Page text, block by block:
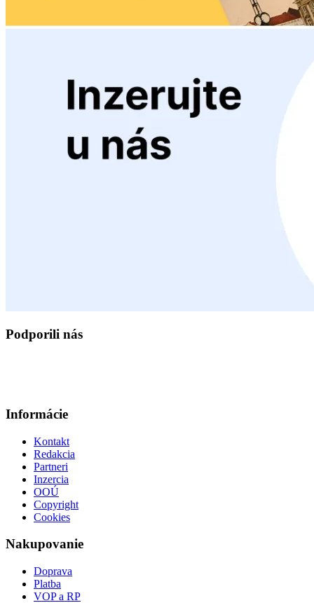
Podporili nás
Informácie
Kontakt
Redakcia
Partneri
Inzercia
OOÚ
Copyright
Cookies
Nakupovanie
Doprava
Platba
VOP a RP